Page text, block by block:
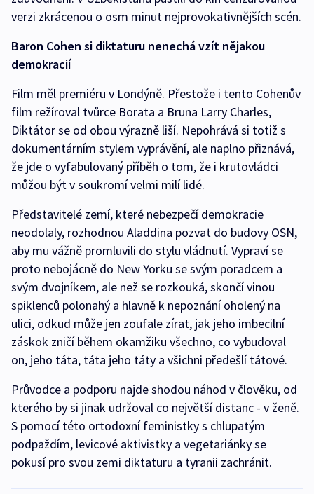
verzi zkrácenou o osm minut nejprovokativnějších scén.
Baron Cohen si diktaturu nenechá vzít nějakou
demokracií
Film měl premiéru v Londýně. Přestože i tento Cohenův
film režíroval tvůrce Borata a Bruna Larry Charles,
Diktátor se od obou výrazně liší. Nepohrává si totiž s
dokumentárním stylem vyprávění, ale naplno přiznává,
že jde o vyfabulovaný příběh o tom, že i krutovládci
můžou být v soukromí velmi milí lidé.
Představitelé zemí, které nebezpečí demokracie
neodolaly, rozhodnou Aladdina pozvat do budovy OSN,
aby mu vážně promluvili do stylu vládnutí. Vypraví se
proto nebojácně do New Yorku se svým poradcem a
svým dvojníkem, ale než se rozkouká, skončí vinou
spiklenců polonahý a hlavně k nepoznání oholený na
ulici, odkud může jen zoufale zírat, jak jeho imbecilní
záskok zničí během okamžiku všechno, co vybudoval
on, jeho táta, táta jeho táty a všichni předešlí tátové.
Průvodce a podporu najde shodou náhod v člověku, od
kterého by si jinak udržoval co největší distanc - v ženě.
S pomocí této ortodoxní feministky s chlupatým
podpaždím, levicové aktivistky a vegetariánky se
pokusí pro svou zemi diktaturu a tyranii zachránit.